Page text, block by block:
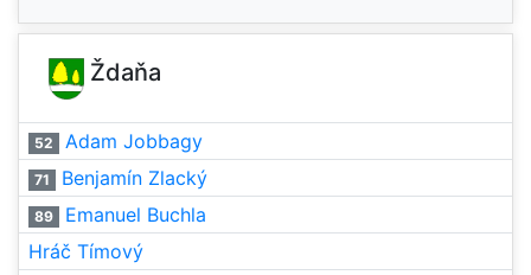
Ždaňa
52 Adam Jobbagy
71 Benjamín Zlacký
89
Emanuel Buchla
Hráč Tímový